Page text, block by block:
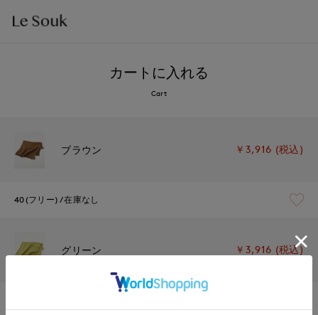
カートに入れる
Cart
ブラウン ￥3,916 (税込)
40(フリー) 在庫なし
グリーン ￥3,916 (税込)